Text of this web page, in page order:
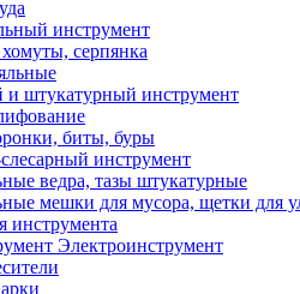
инструмент
серпянка
штукатурный инструмент
биты, буры
инструмент
ведра, тазы штукатурные
мешки для мусора, щетки для
инструмента
Электроинструмент